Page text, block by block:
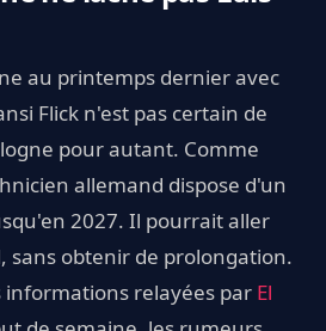
au printemps dernier avec
Flick n'est pas certain de
pour autant. Comme
allemand dispose d'un
2027. Il pourrait aller
sans obtenir de prolongation.
informations relayées par El